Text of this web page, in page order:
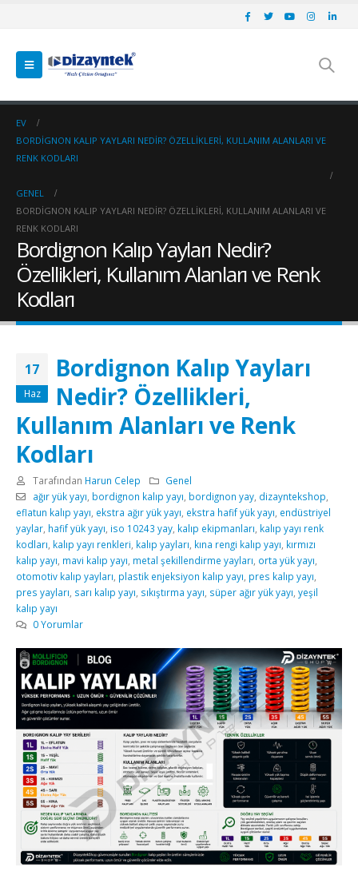
EV
BORDIGNON KALIP YAYLARI NEDIR? ÖZELLIKLERI, KULLANIM ALANLARI VE
RENK KODLARI
GENEL
BORDIGNON KALIP YAYLARI NEDIR? ÖZELLIKLERI, KULLANIM ALANLARI VE
RENK KODLARI
Bordignon Kalıp Yayları Nedir?
Özellikleri, Kullanım Alanları ve Renk
Kodları
17
Haz
Bordignon Kalıp Yayları
Nedir? Özellikleri,
Kullanım Alanları ve Renk
Kodları
Tarafından Harun Celep
Genel
ağır yük yayı bordignon kalıp yayı bordignon yay, dizayntekshop
eflatun kalıp yayı ekstra ağır yük yayı ekstra hafif yük yayı endüstriyel
yaylar hafif yük yayı iso 10243 yay kalıp ekipmanları kalıp yayı renk
kodları kalıp yayı renkleri kalıp yayları kına rengi kalıp yayı kırmızı
kalıp yayı mavi kalıp yayı metal şekillendirme yayları orta yük yayı
otomotiv kalıp yayları plastik enjeksiyon kalıp yayı pres kalıp yayı
pres yayları sarı kalıp yayı sıkıştırma yayı süper ağır yük yayı yeşil
kalıp yayı
0 Yorumlar